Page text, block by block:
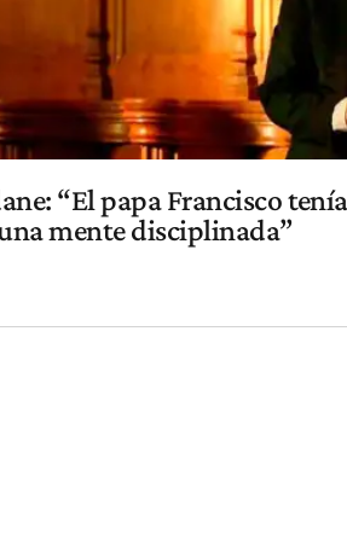
“El papa Francisco
mente disciplinada”